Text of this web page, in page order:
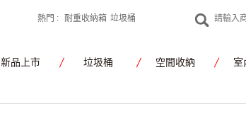
熱門 : 耐重收納箱 垃圾桶
新品上市 垃圾桶 空間收納 室